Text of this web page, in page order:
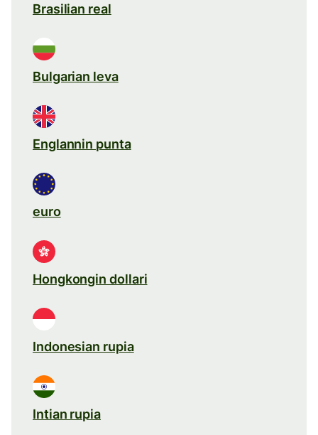
Brasilian real
Bulgarian leva
Englannin punta
euro
Hongkongin dollari
Indonesian rupia
Intian rupia